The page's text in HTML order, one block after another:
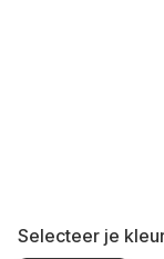
Selecteer je